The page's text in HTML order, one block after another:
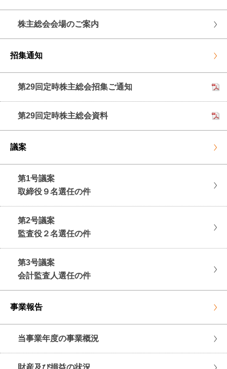
株主総会会場のご案内
招集通知
第29回定時株主総会招集ご通知
第29回定時株主総会資料
議案
第1号議案
取締役９名選任の件
第2号議案
監査役２名選任の件
第3号議案
会計監査人選任の件
事業報告
当事業年度の事業概況
財産及び損益の状況